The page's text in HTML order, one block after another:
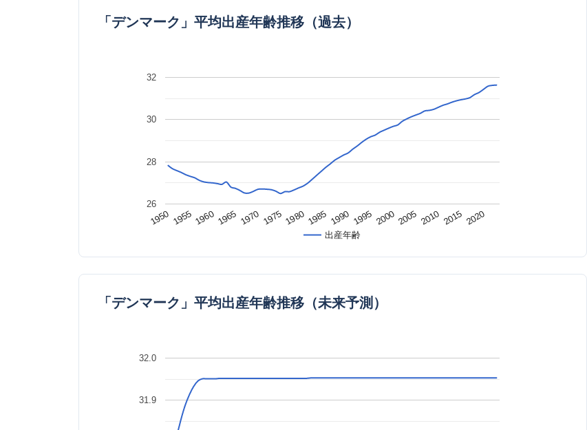
「デンマーク」平均出産年齢推移（過去）
出産年齢
1950 1955 1960 1965 1970 1975 1980 1985 1990 1995 2000 2005 2010 2015 2020
26
28
30
32
「デンマーク」平均出産年齢推移（未来予測）
31.9
32.0